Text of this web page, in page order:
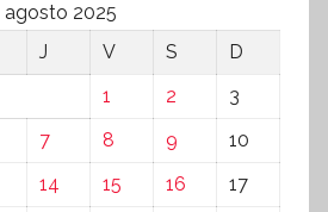
agosto 2025
J V S
D
1
2
3
7 8 9
10
14 15 16
17